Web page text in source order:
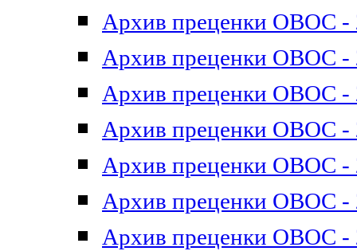
Архив преценки ОВОС -
Архив преценки ОВОС -
Архив преценки ОВОС -
Архив преценки ОВОС -
Архив преценки ОВОС -
Архив преценки ОВОС -
Архив преценки ОВОС -